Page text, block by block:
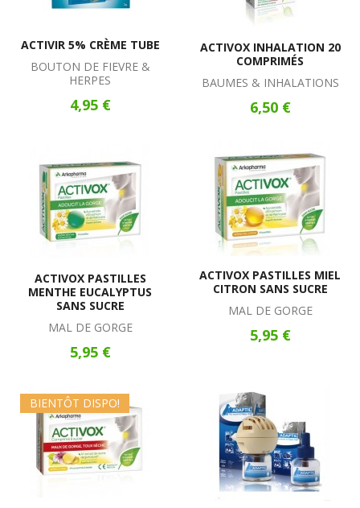
ACTIVIR 5% CRÈME TUBE
BOUTON DE FIEVRE &
HERPES
4,95 €
ACTIVOX INHALATION 20
COMPRIMÉS
BAUMES & INHALATIONS
6,50 €
ACTIVOX PASTILLES
MENTHE EUCALYPTUS
SANS SUCRE
MAL DE GORGE
5,95 €
ACTIVOX PASTILLES MIEL
CITRON SANS SUCRE
MAL DE GORGE
5,95 €
BIENTÔT DISPO!